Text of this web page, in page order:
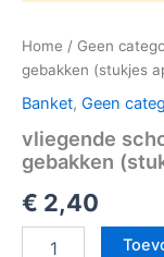
Home / Geen
gebakken (stukjes
Banket, Geen
vliegende
gebakken
€ 2,40